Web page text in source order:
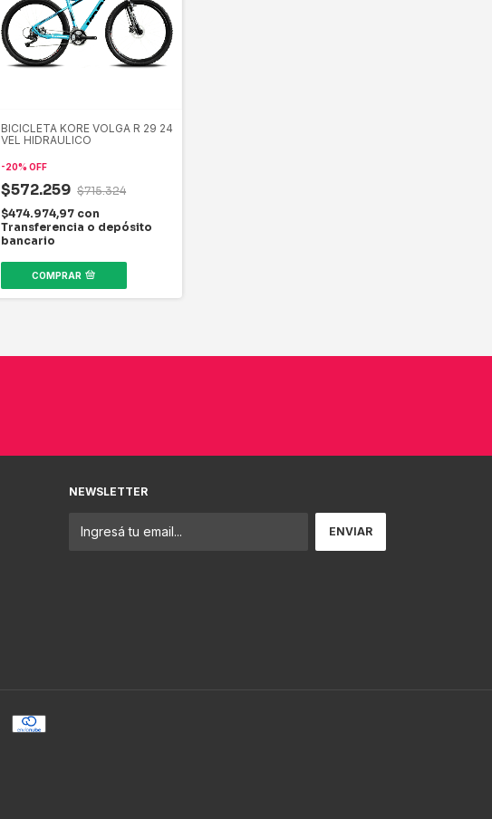
BICICLETA KORE VOLGA R 29 24
VEL HIDRAULICO
-20% OFF
$572.259 $715.324
$474.974,97 con
Transferencia o depósito
bancario
COMPRAR
NEWSLETTER